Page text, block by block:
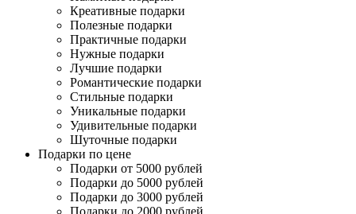
Креативные подарки
Полезные подарки
Практичные подарки
Нужные подарки
Лучшие подарки
Романтические подарки
Стильные подарки
Уникальные подарки
Удивительные подарки
Шуточные подарки
Подарки по цене
Подарки от 5000 рублей
Подарки до 5000 рублей
Подарки до 3000 рублей
Подарки до 2000 рублей